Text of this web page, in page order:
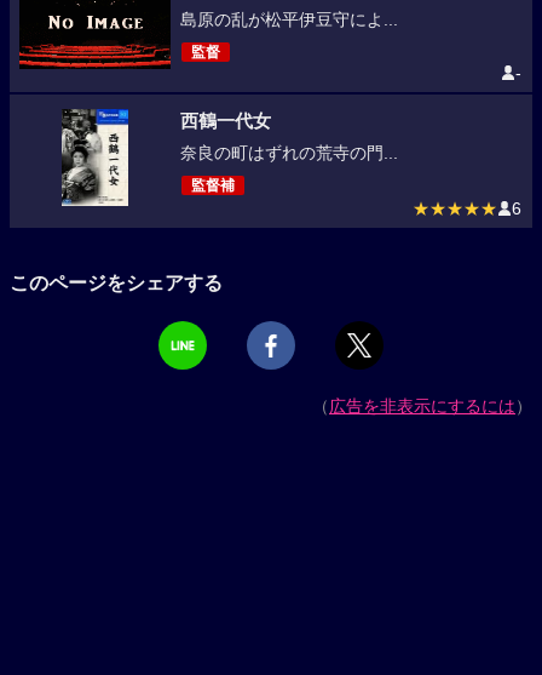
島原の乱が松平伊豆守によ...
監督
-
西鶴一代女
奈良の町はずれの荒寺の門...
監督補
★★★★★ 6
このページをシェアする
（広告を非表示にするには）